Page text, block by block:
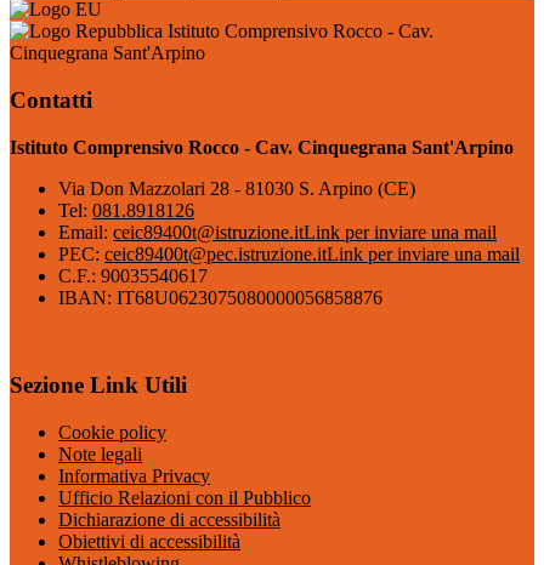
Istituto Comprensivo Rocco - Cav.
Cinquegrana Sant'Arpino
Contatti
Istituto Comprensivo Rocco - Cav. Cinquegrana Sant'Arpino
Via Don Mazzolari 28 - 81030 S. Arpino (CE)
Tel: 081.8918126
Email: ceic89400t@istruzione.itLink per inviare una mail
PEC: ceic89400t@pec.istruzione.itLink per inviare una mail
C.F.: 90035540617
IBAN: IT68U0623075080000056858876
Sezione Link Utili
Cookie policy
Note legali
Informativa Privacy
Ufficio Relazioni con il Pubblico
Dichiarazione di accessibilità
Obiettivi di accessibilità